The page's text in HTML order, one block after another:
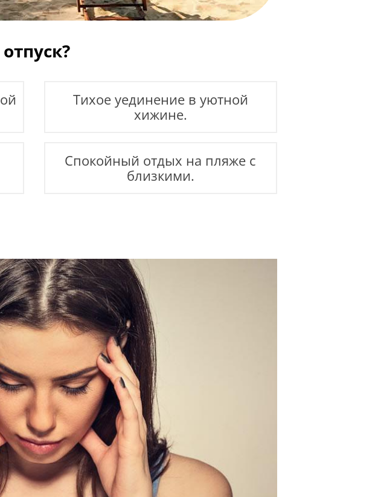
Тихое уединение в уютной
хижине.
Спокойный отдых на пляже с
близкими.